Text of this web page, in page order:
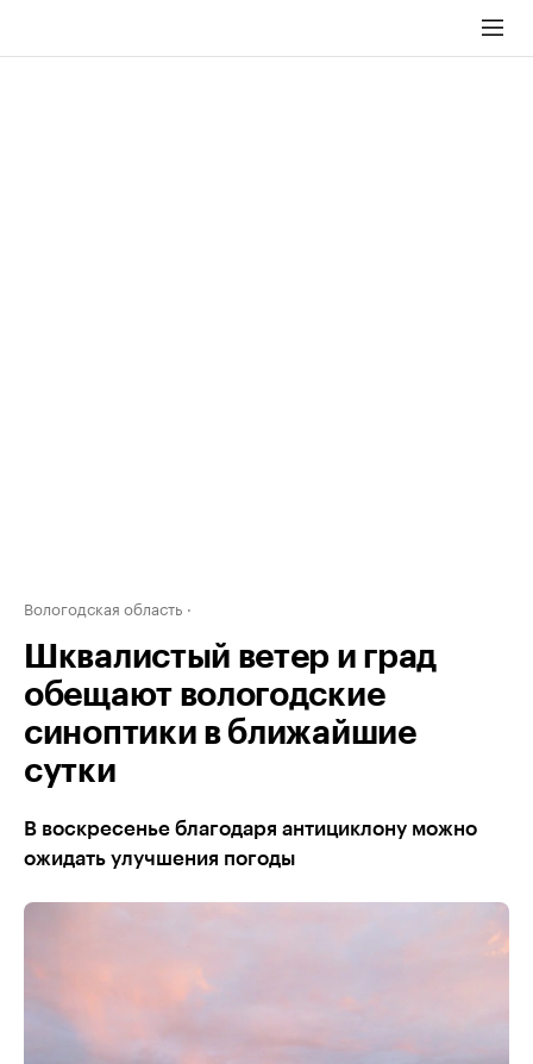
Вологодская область
Шквалистый ветер и град
обещают вологодские
синоптики в ближайшие
сутки
В воскресенье благодаря антициклону можно
ожидать улучшения погоды